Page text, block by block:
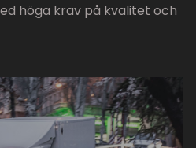
höga krav på kvalitet och